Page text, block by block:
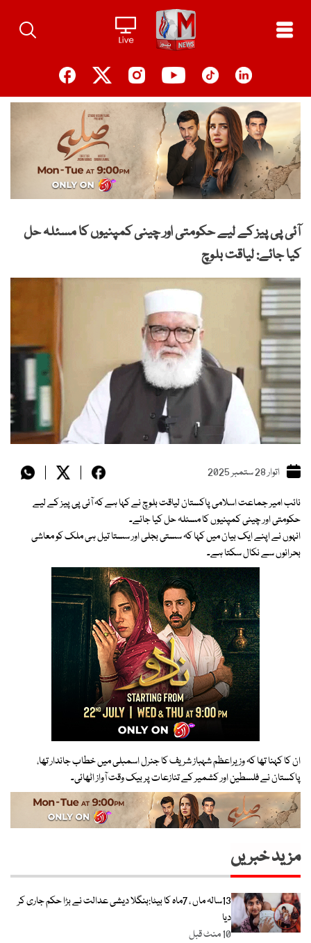
content
آئی پی پیز کے لیے حکومتی اور چینی کمپنیوں کا مسئلہ حل
کیا جائے: لیاقت بلوچ
اتوار 28 ستمبر 2025
نائب امیر جماعت اسلامی پاکستان لیاقت بلوچ نے کہا ہے کہ آئی پی پیز کے لیے
حکومتی اور چینی کمپنیوں کا مسئلہ حل کیا جائے۔
انہوں نے اپنے ایک بیان میں کہا کہ سستی بجلی اور سستا تیل ہی ملک کو معاشی
بحرانوں سے نکال سکتا ہے۔
ان کا کہنا تھا کہ وزیراعظم شہباز شریف کا جنرل اسمبلی میں خطاب جاندار تھا،
پاکستان نے فلسطین اور کشمیر کے تنازعات پر بیک وقت آواز اٹھائی۔
مزید خبریں
13سالہ ماں ، 7ماہ کا بیٹا:بنگلا دیشی عدالت نے بڑا حکم جاری کر
دیا
10 منٹ قبل